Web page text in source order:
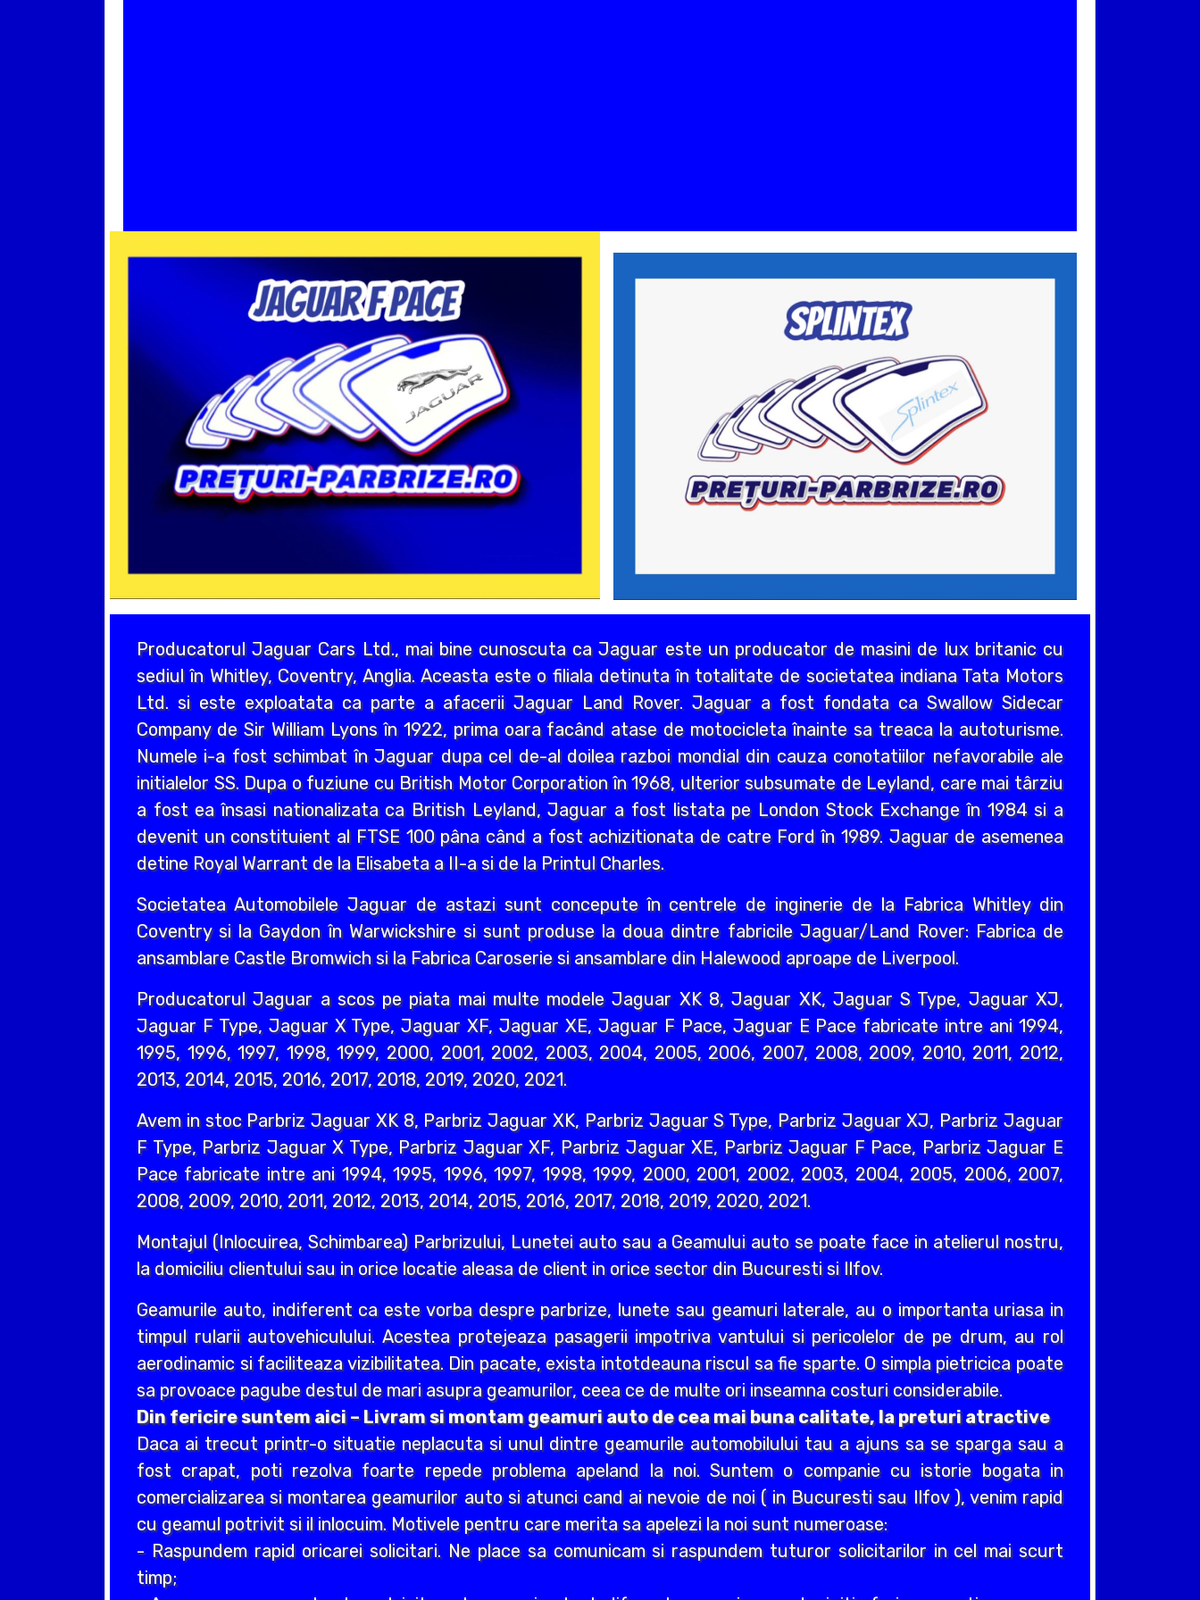
Producatorul Jaguar Cars Ltd., mai bine cunoscuta ca Jaguar este un producator de masini de lux britanic cu
sediul în Whitley, Coventry, Anglia. Aceasta este o filiala detinuta în totalitate de societatea indiana Tata Motors
Ltd. si este exploatata ca parte a afacerii Jaguar Land Rover. Jaguar a fost fondata ca Swallow Sidecar
Company de Sir William Lyons în 1922, prima oara facând atase de motocicleta înainte sa treaca la autoturisme.
Numele i-a fost schimbat în Jaguar dupa cel de-al doilea razboi mondial din cauza conotatiilor nefavorabile ale
initialelor SS. Dupa o fuziune cu British Motor Corporation în 1968, ulterior subsumate de Leyland, care mai târziu
a fost ea însasi nationalizata ca British Leyland, Jaguar a fost listata pe London Stock Exchange în 1984 si a
devenit un constituient al FTSE 100 pâna când a fost achizitionata de catre Ford în 1989. Jaguar de asemenea
detine Royal Warrant de la Elisabeta a II-a si de la Printul Charles.
Societatea Automobilele Jaguar de astazi sunt concepute în centrele de inginerie de la Fabrica Whitley din
Coventry si la Gaydon în Warwickshire si sunt produse la doua dintre fabricile Jaguar/Land Rover: Fabrica de
ansamblare Castle Bromwich si la Fabrica Caroserie si ansamblare din Halewood aproape de Liverpool.
Producatorul Jaguar a scos pe piata mai multe modele Jaguar XK 8, Jaguar XK, Jaguar S Type, Jaguar XJ,
Jaguar F Type, Jaguar X Type, Jaguar XF, Jaguar XE, Jaguar F Pace, Jaguar E Pace fabricate intre ani 1994,
1995, 1996, 1997, 1998, 1999, 2000, 2001, 2002, 2003, 2004, 2005, 2006, 2007, 2008, 2009, 2010, 2011, 2012,
2013, 2014, 2015, 2016, 2017, 2018, 2019, 2020, 2021.
Avem in stoc Parbriz Jaguar XK 8, Parbriz Jaguar XK, Parbriz Jaguar S Type, Parbriz Jaguar XJ, Parbriz Jaguar
F Type, Parbriz Jaguar X Type, Parbriz Jaguar XF, Parbriz Jaguar XE, Parbriz Jaguar F Pace, Parbriz Jaguar E
Pace fabricate intre ani 1994, 1995, 1996, 1997, 1998, 1999, 2000, 2001, 2002, 2003, 2004, 2005, 2006, 2007,
2008, 2009, 2010, 2011, 2012, 2013, 2014, 2015, 2016, 2017, 2018, 2019, 2020, 2021.
Montajul (Inlocuirea, Schimbarea) Parbrizului, Lunetei auto sau a Geamului auto se poate face in atelierul nostru,
la domiciliu clientului sau in orice locatie aleasa de client in orice sector din Bucuresti si Ilfov.
Geamurile auto, indiferent ca este vorba despre parbrize, lunete sau geamuri laterale, au o importanta uriasa in
timpul rularii autovehiculului. Acestea protejeaza pasagerii impotriva vantului si pericolelor de pe drum, au rol
aerodinamic si faciliteaza vizibilitatea. Din pacate, exista intotdeauna riscul sa fie sparte. O simpla pietricica poate
sa provoace pagube destul de mari asupra geamurilor, ceea ce de multe ori inseamna costuri considerabile.
Din fericire suntem aici – Livram si montam geamuri auto de cea mai buna calitate, la preturi atractive
Daca ai trecut printr-o situatie neplacuta si unul dintre geamurile automobilului tau a ajuns sa se sparga sau a
fost crapat, poti rezolva foarte repede problema apeland la noi. Suntem o companie cu istorie bogata in
comercializarea si montarea geamurilor auto si atunci cand ai nevoie de noi ( in Bucuresti sau Ilfov ), venim rapid
cu geamul potrivit si il inlocuim. Motivele pentru care merita sa apelezi la noi sunt numeroase:
- Raspundem rapid oricarei solicitari. Ne place sa comunicam si raspundem tuturor solicitarilor in cel mai scurt
timp;